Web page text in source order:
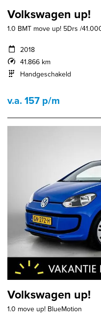
Volkswagen up!
1.0 BMT move up! 5Drs /
2018
41.866 km
Handgeschakeld
v.a. 157 p/m
Volkswagen up!
1.0 move up! BlueMotion